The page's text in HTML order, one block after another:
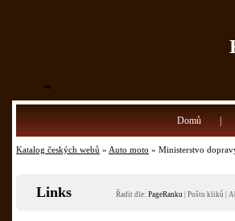
Domů
Katalog českých webů » Auto moto » Ministerstvo
Links Řadit dle: PageRanku Poštu kliků